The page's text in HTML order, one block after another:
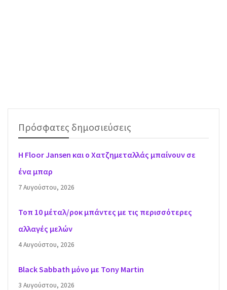
Πρόσφατες δημοσιεύσεις
H Floor Jansen και ο Χατζημεταλλάς μπαίνουν σε
ένα μπαρ
7 Αυγούστου, 2026
Τοπ 10 μέταλ/ροκ μπάντες με τις περισσότερες
αλλαγές μελών
4 Αυγούστου, 2026
Black Sabbath μόνο με Tony Martin
3 Αυγούστου, 2026